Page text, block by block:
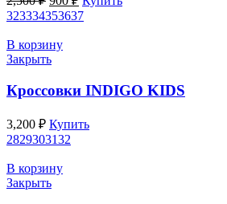
цена
составляла
2,500 ₽.
цена:
323334353637
В корзину
Закрыть
Кроссовки INDIGO KIDS
3,200 ₽ Купить
2829303132
В корзину
Закрыть